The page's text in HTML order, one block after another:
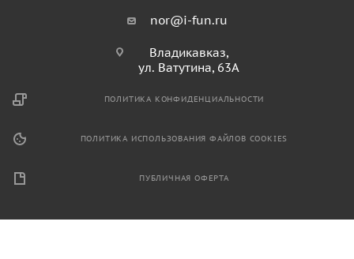
nor@i-fun.ru
Владикавказ,
ул. Ватутина, 63А
ПОЛИТИКА КОНФИДЕНЦИАЛЬНОСТИ
ПОЛИТИКА ИСПОЛЬЗОВАНИЯ ФАЙЛОВ COOKIES
ПУБЛИЧНАЯ ОФЕРТА